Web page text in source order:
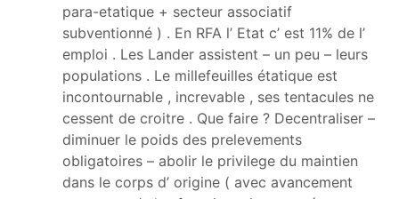
para-etatique + secteur associatif
subventionné ) . En RFA l’ Etat c’ est 11% de l’
emploi . Les Lander assistent – un peu – leurs
populations . Le millefeuilles étatique est
incontournable , increvable , ses tentacules ne
cessent de croitre . Que faire ? Decentraliser –
diminuer le poids des prelevements
obligatoires – abolir le privilege du maintien
dans le corps d’ origine ( avec avancement